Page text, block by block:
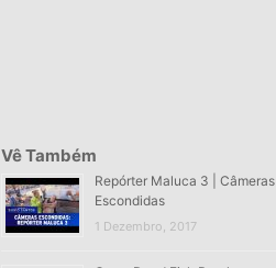
Vê Também
Repórter Maluca 3 | Câmeras
Escondidas
1 Dezembro, 2017